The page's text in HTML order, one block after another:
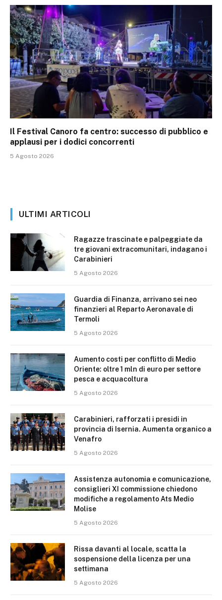
Il Festival Canoro fa centro: successo di pubblico e
applausi per i dodici concorrenti
5 Agosto 2026
ULTIMI ARTICOLI
Ragazze trascinate e palpeggiate da
tre giovani extracomunitari, indagano i
Carabinieri
5 Agosto 2026
Guardia di Finanza, arrivano sei neo
finanzieri al Reparto Aeronavale di
Termoli
5 Agosto 2026
Aumento costi per conflitto di Medio
Oriente: oltre 1 mln di euro per settore
pesca e acquacoltura
5 Agosto 2026
Carabinieri, rafforzati i presidi in
provincia di Isernia. Aumenta organico a
Venafro
5 Agosto 2026
Assistenza autonomia e comunicazione,
consiglieri XI commissione chiedono
modifiche a regolamento Ats Medio
Molise
5 Agosto 2026
Rissa davanti al locale, scatta la
sospensione della licenza per una
settimana
5 Agosto 2026